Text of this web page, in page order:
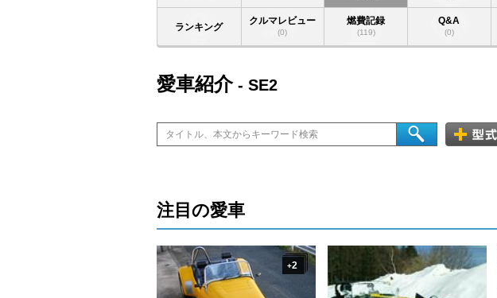
ランキング
クルマレビュー
(0)
燃費記録
(119)
Q&A
(0)
愛車紹介- SE2
注目の愛車
+2